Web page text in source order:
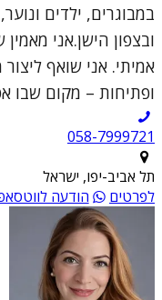
במבוגרים, ילדים
ובצפון הישן.אני
אמיתי. אני שואף
ופתיחות – מקום שבו
תל אביב-יפו, ישראל
לפרטים
הודעה